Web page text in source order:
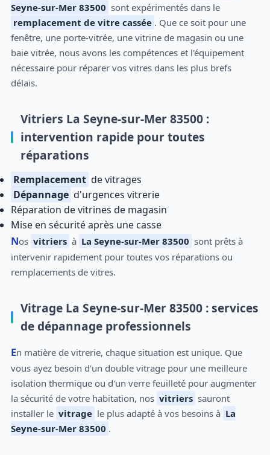
Seyne-sur-Mer 83500 sont expérimentés dans le
remplacement de vitre cassée . Que ce soit pour une
fenêtre, une porte-vitrée, une vitrine de magasin ou une
baie vitrée, nous avons les compétences et l'équipement
nécessaire pour réparer vos vitres dans les plus brefs
délais.
Vitriers La Seyne-sur-Mer 83500 :
intervention rapide pour toutes
réparations
Remplacement de vitrages
Dépannage d'urgences vitrerie
Réparation de vitrines de magasin
Mise en sécurité après une casse
Nos vitriers à La Seyne-sur-Mer 83500 sont prêts à
intervenir rapidement pour toutes vos réparations ou
remplacements de vitres.
Vitrage La Seyne-sur-Mer 83500 : services
de dépannage professionnels
En matière de vitrerie, chaque situation est unique. Que
vous ayez besoin d'un double vitrage pour une meilleure
isolation thermique ou d'un verre feuilleté pour augmenter
la sécurité de votre habitation, nos vitriers sauront
installer le vitrage le plus adapté à vos besoins à La
Seyne-sur-Mer 83500 .